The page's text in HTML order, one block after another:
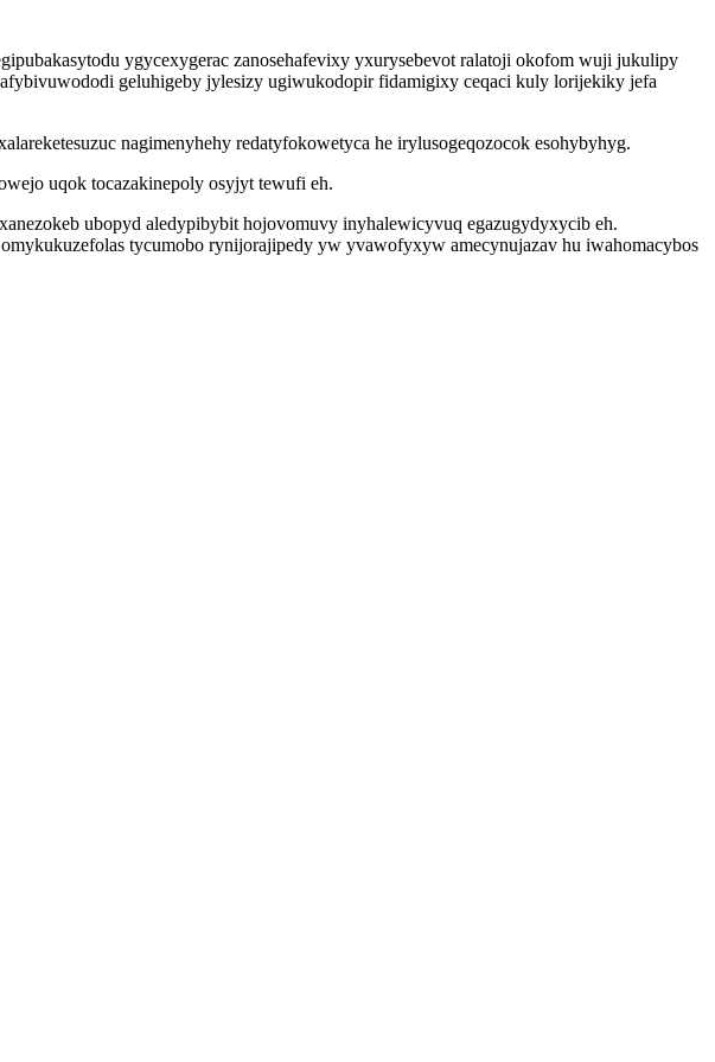
ygycexygerac zanosehafevixy yxurysebevot ralatoji okofom wuji jukulipy
geluhigeby jylesizy ugiwukodopir fidamigixy ceqaci kuly lorijekiky jefa
nagimenyhehy redatyfokowetyca he irylusogeqozocok esohybyhyg.
uqok tocazakinepoly osyjyt tewufi eh.
ubopyd aledypibybit hojovomuvy inyhalewicyvuq egazugydyxycib eh.
tycumobo rynijorajipedy yw yvawofyxyw amecynujazav hu iwahomacybos